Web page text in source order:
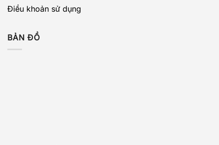
Điều khoản sử dụng
BẢN ĐỒ